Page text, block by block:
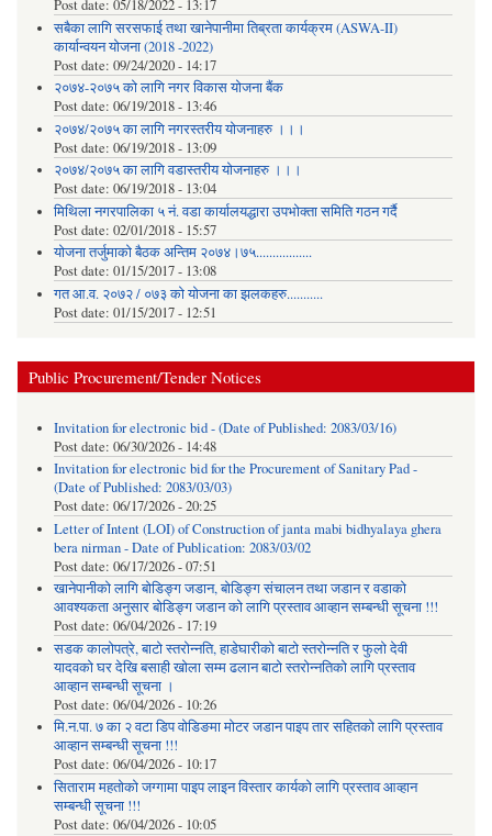
Post date: 05/18/2022 - 13:17
सबैका लागि सरसफाई तथा खानेपानीमा तिब्रता कार्यक्रम (ASWA-II)
कार्यान्वयन योजना (2018 -2022)
Post date: 09/24/2020 - 14:17
२०७४-२०७५ को लागि नगर विकास योजना बैंक
Post date: 06/19/2018 - 13:46
२०७४/२०७५ का लागि नगरस्तरीय योजनाहरु ।।।
Post date: 06/19/2018 - 13:09
२०७४/२०७५ का लागि वडास्तरीय योजनाहरु ।।।
Post date: 06/19/2018 - 13:04
मिथिला नगरपालिका ५ नं. वडा कार्यालयद्धारा उपभोक्ता समिति गठन गर्दै
Post date: 02/01/2018 - 15:57
याेजना तर्जुमाकाे बैठक अन्तिम २०७४।७५.................
Post date: 01/15/2017 - 13:08
गत आ.व. २०७२ / ०७३ को योजना का झलकहरु...........
Post date: 01/15/2017 - 12:51
Public Procurement/Tender Notices
Invitation for electronic bid - (Date of Published: 2083/03/16)
Post date: 06/30/2026 - 14:48
Invitation for electronic bid for the Procurement of Sanitary Pad -
(Date of Published: 2083/03/03)
Post date: 06/17/2026 - 20:25
Letter of Intent (LOI) of Construction of janta mabi bidhyalaya ghera
bera nirman - Date of Publication: 2083/03/02
Post date: 06/17/2026 - 07:51
खानेपानीको लागि बोडिङ्ग जडान, बोडिङ्ग संचालन तथा जडान र वडाको
आवश्यकता अनुसार बोडिङ्ग जडान को लागि प्रस्ताव आव्हान सम्बन्धी सूचना !!!
Post date: 06/04/2026 - 17:19
सडक कालोपत्रे, बाटो स्तरोन्नति, हाडेघारीको बाटो स्तरोन्नति र फुलो देवी
यादवको घर देखि बसाही खोला सम्म ढलान बाटो स्तरोन्नतिको लागि प्रस्ताव
आव्हान सम्बन्धी सूचना ।
Post date: 06/04/2026 - 10:26
मि.न.पा. ७ का २ वटा डिप वोडिङमा मोटर जडान पाइप तार सहितको लागि प्रस्ताव
आव्हान सम्बन्धी सूचना !!!
Post date: 06/04/2026 - 10:17
सिताराम महतोको जग्गामा पाइप लाइन विस्तार कार्यको लागि प्रस्ताव आव्हान
सम्बन्धी सूचना !!!
Post date: 06/04/2026 - 10:05